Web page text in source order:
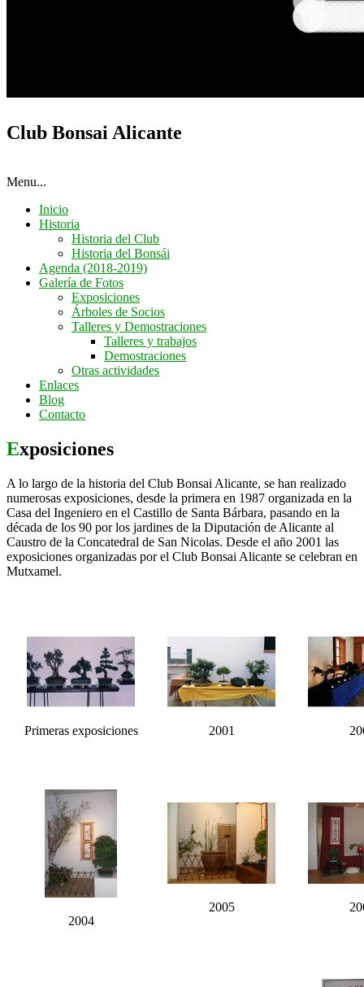
Club Bonsai Alicante
Menu...
Inicio
Historia
Historia del Club
Historia del Bonsái
Agenda (2018-2019)
Galería de Fotos
Exposiciones
Árboles de Socios
Talleres y Demostraciones
Talleres y trabajos
Demostraciones
Otras actividades
Enlaces
Blog
Contacto
Exposiciones
A lo largo de la historia del Club Bonsai Alicante, se han realizado
numerosas exposiciones, desde la primera en 1987 organizada en la
Casa del Ingeniero en el Castillo de Santa Bárbara, pasando en la
década de los 90 por los jardines de la Diputación de Alicante al
Caustro de la Concatedral de San Nicolas. Desde el año 2001 las
exposiciones organizadas por el Club Bonsai Alicante se celebran en
Mutxamel.
Primeras exposiciones 2001
2004
2005